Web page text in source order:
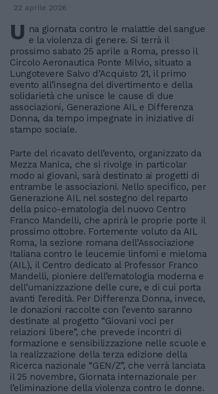
22 aprile 2026
U na giornata contro le malattie del sangue
e la violenza di genere. Si terrà il
prossimo sabato 25 aprile a Roma, presso il
Circolo Aeronautica Ponte Milvio, situato a
Lungotevere Salvo d’Acquisto 21, il primo
evento all’insegna del divertimento e della
solidarietà che unisce le cause di due
associazioni, Generazione AIL e Differenza
Donna, da tempo impegnate in iniziative di
stampo sociale.
Parte del ricavato dell’evento, organizzato da
Mezza Manica, che si rivolge in particolar
modo ai giovani, sarà destinato ai progetti di
entrambe le associazioni. Nello specifico, per
Generazione AIL nel sostegno del reparto
della psico-ematologia del nuovo Centro
Franco Mandelli, che aprirà le proprie porte il
prossimo ottobre. Fortemente voluto da AIL
Roma, la sezione romana dell’Associazione
Italiana contro le leucemie linfomi e mieloma
(AIL), il Centro dedicato al Professor Franco
Mandelli, pioniere dell’ematologia moderna e
dell’umanizzazione delle cure, e di cui porta
avanti l’eredità. Per Differenza Donna, invece,
le donazioni raccolte con l’evento saranno
destinate al progetto “Giovani voci per
relazioni libere”, che prevede incontri di
formazione e sensibilizzazione nelle scuole e
la realizzazione della terza edizione della
Ricerca nazionale “GEN/Z”, che verrà lanciata
il 25 novembre, Giornata internazionale per
l’eliminazione della violenza contro le donne.